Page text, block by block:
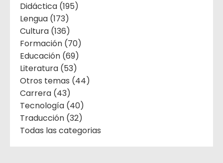
Didáctica (195)
Lengua (173)
Cultura (136)
Formación (70)
Educación (69)
Literatura (53)
Otros temas (44)
Carrera (43)
Tecnología (40)
Traducción (32)
Todas las categorias